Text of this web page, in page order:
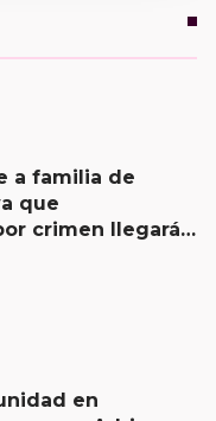
a familia de
que
crimen llegará
en